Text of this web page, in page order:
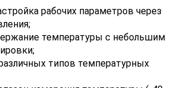
рабочих параметров через
температуры с небольшим
типов температурных